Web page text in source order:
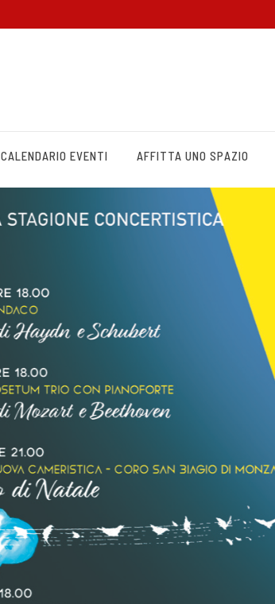
CALENDARIO EVENTI AFFITTA UNO SPAZIO